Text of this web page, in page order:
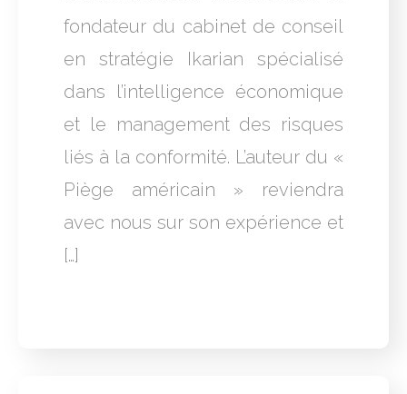
fondateur du cabinet de conseil
en stratégie Ikarian spécialisé
dans l’intelligence économique
et le management des risques
liés à la conformité. L’auteur du «
Piège américain » reviendra
avec nous sur son expérience et
[…]